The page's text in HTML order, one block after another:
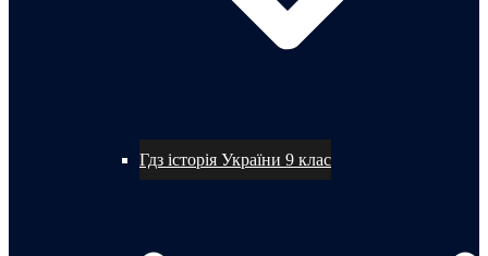
Гдз історія України 9 клас